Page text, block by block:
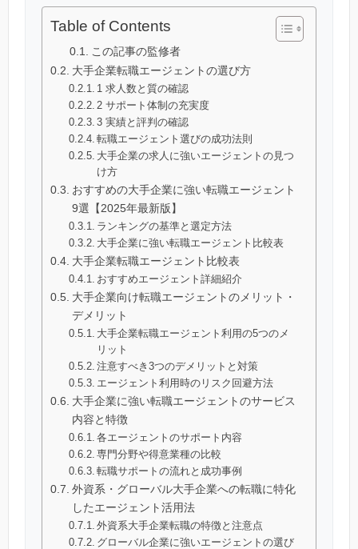
Table of Contents
この記事の監修者
大手企業転職エージェントの選び方
1 求人数と質の確認
2 サポート体制の充実度
3 実績と評判の確認
転職エージェント選びの成功法則
大手企業の求人に強いエージェントの見つ
け方
おすすめの大手企業に強い転職エージェント
9選【2025年最新版】
ランキングの基準と選定方法
大手企業に強い転職エージェント比較表
大手企業転職エージェント比較表
おすすめエージェント詳細紹介
大手企業向け転職エージェントのメリット・
デメリット
大手企業転職エージェント利用の5つのメ
リット
注意すべき3つのデメリットと対策
エージェント利用時のリスク回避方法
大手企業に強い転職エージェントのサービス
内容と特徴
各エージェントのサポート内容
専門分野や得意業種の比較
転職サポートの流れと成功事例
外資系・グローバル大手企業への転職に特化
したエージェント活用法
外資系大手企業転職の特徴と注意点
グローバル企業に強いエージェントの選び